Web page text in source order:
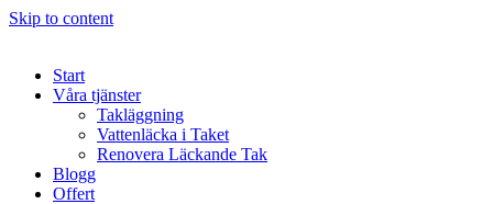
Skip to content
Start
Våra tjänster
Takläggning
Vattenläcka i Taket
Renovera Läckande Tak
Blogg
Offert